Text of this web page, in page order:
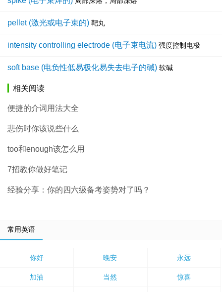
pellet (激光或电子束的) 靶丸
intensity controlling electrode (电子束电流) 强度控制电极
soft base (电负性低易极化易失去电子的碱) 软碱
相关阅读
便捷的介词用法大全
悲伤时你该说些什么
too和enough该怎么用
7招教你做好笔记
经验分享：你的四六级备考姿势对了吗？
常用英语
你好 晚安 永远
加油 当然 惊喜